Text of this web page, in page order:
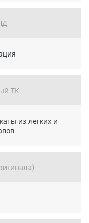
ТК
из легких и